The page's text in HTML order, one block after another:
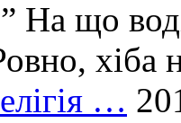
На що
…